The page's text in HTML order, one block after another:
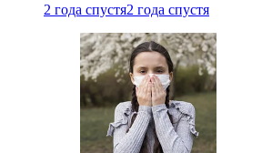
2 года спустя2 года спустя